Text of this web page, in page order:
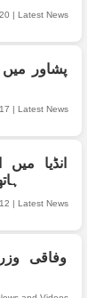
20 | Latest News
پشاور
17 | Latest News
انڈیا
12 | Latest News
وفاقی